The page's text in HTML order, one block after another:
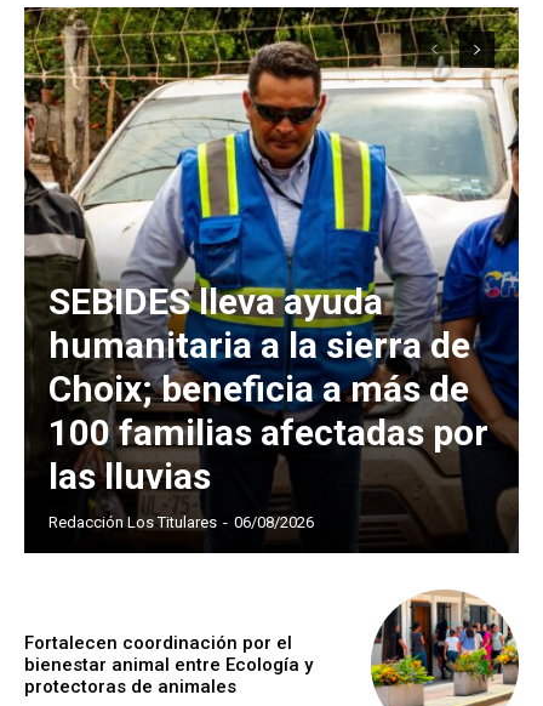
SEBIDES lleva ayuda
humanitaria a la sierra de
Choix; beneficia a más de
100 familias afectadas por
las lluvias
Redacción Los Titulares - 06/08/2026
Fortalecen coordinación por el
bienestar animal entre Ecología y
protectoras de animales